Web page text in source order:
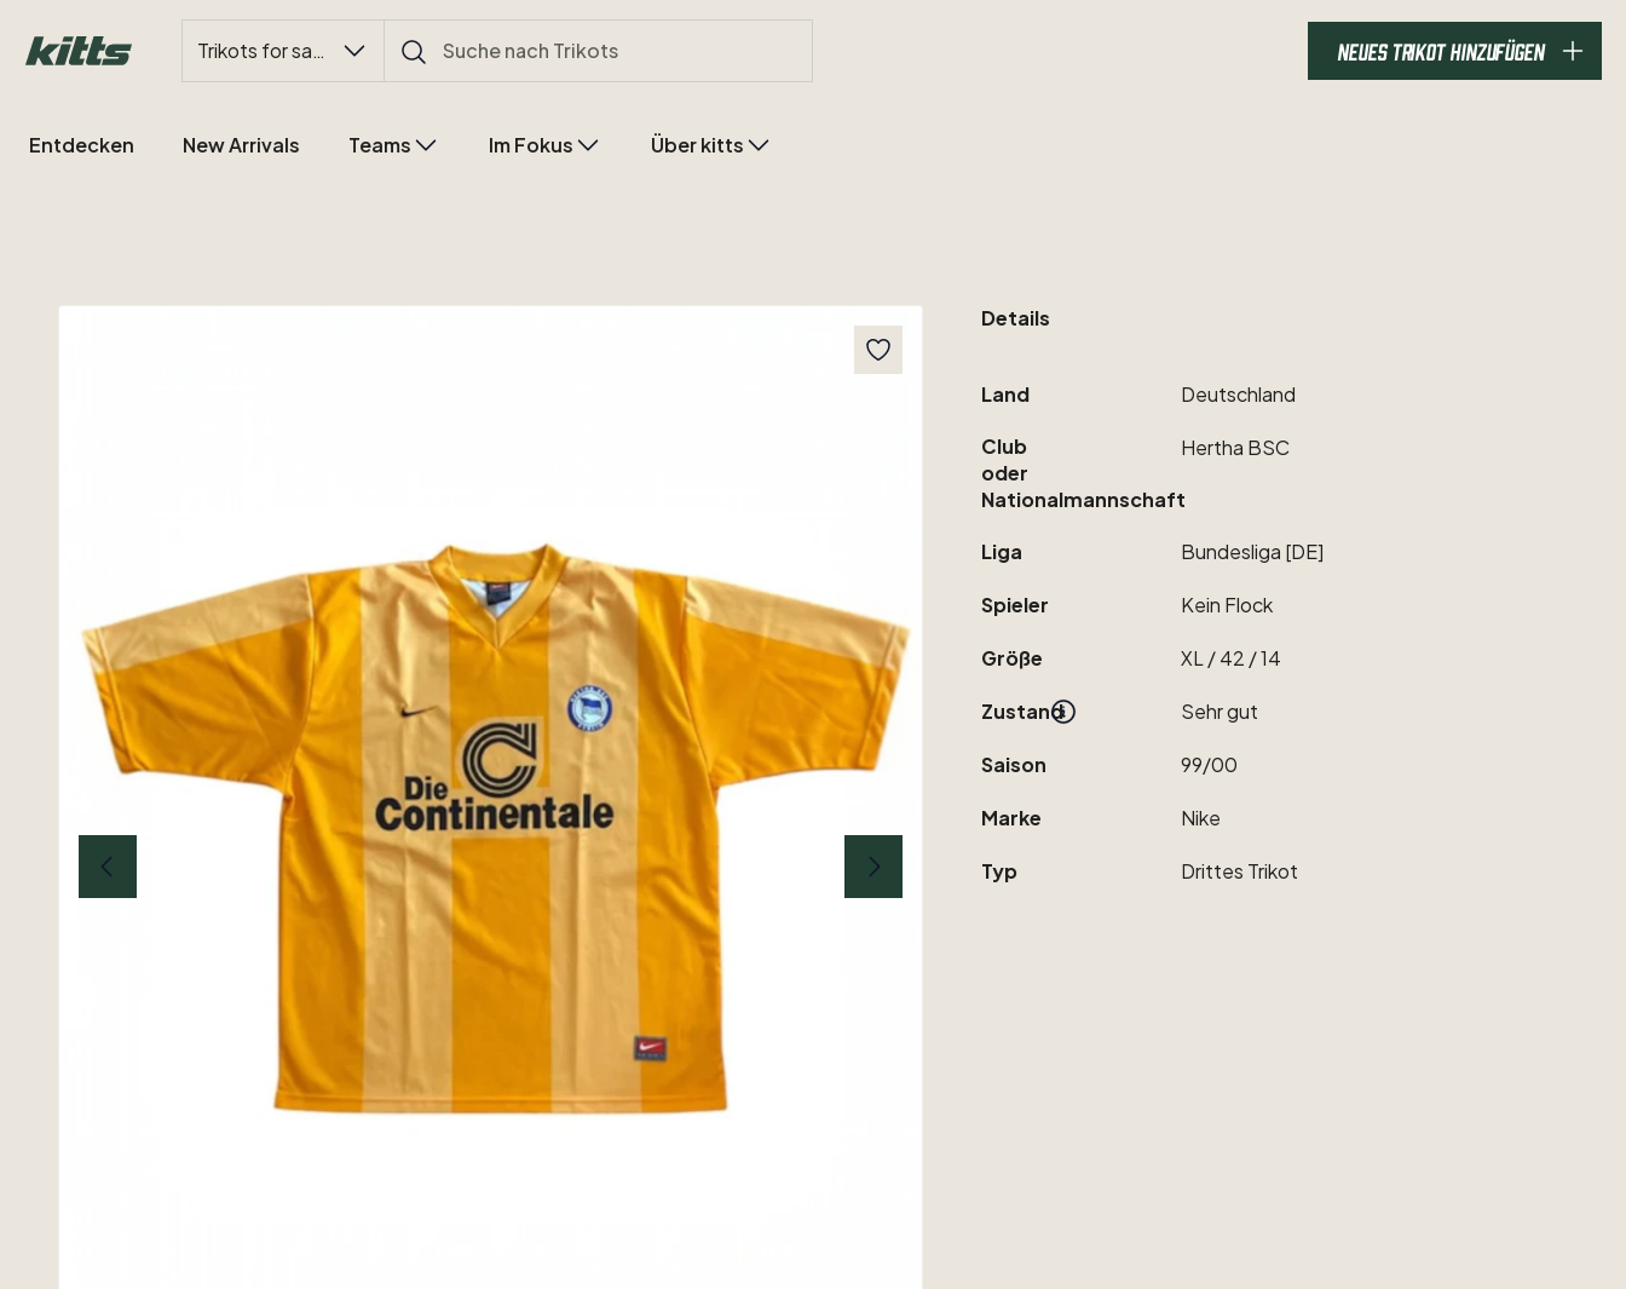
Trikots for sale NEUES TRIKOT HINZUFÜGEN
Entdecken New Arrivals Teams Im Fokus Über kitts
Details
Land Deutschland
Club
oder
Nationalmannschaft
Hertha BSC
Liga Bundesliga [DE]
Spieler Kein Flock
Größe XL ​/​42 ​/​14
Zustand Sehrgut
Saison 99​/​00
Marke Nike
Typ Drittes Trikot